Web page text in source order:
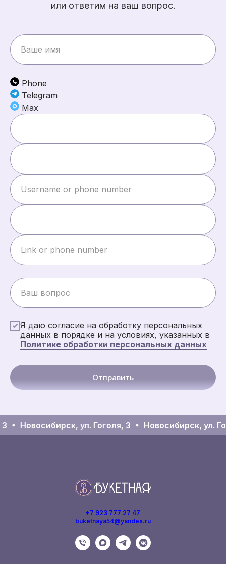
или ответим на ваш вопрос.
Phone
Telegram
Max
Я даю согласие на обработку персональных
данных в порядке и на условиях, указанных в
Политике обработки персональных данных
Отправить
Новосибирск, ул. Гоголя, 3 Новосибирск, ул.
+7 923 777 27 47
buketnaya54@yandex.ru